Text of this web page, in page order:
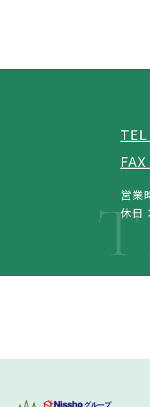
営業
休日